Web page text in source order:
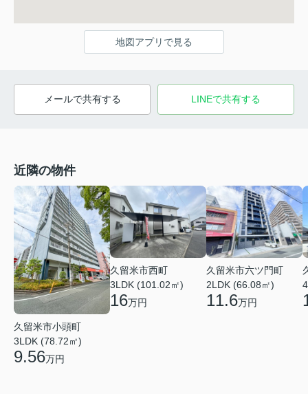
地図アプリで見る
メールで共有する LINEで共有する
近隣の物件
久留米市小頭町
3LDK (78.72㎡)
9.56万円
久留米市西町
3LDK (101.02㎡)
16万円
久留米市六ツ門町
2LDK (66.08㎡)
11.6万円